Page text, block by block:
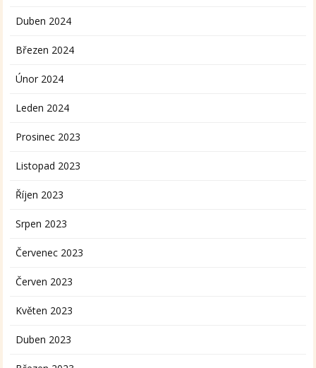
Duben 2024
Březen 2024
Únor 2024
Leden 2024
Prosinec 2023
Listopad 2023
Říjen 2023
Srpen 2023
Červenec 2023
Červen 2023
Květen 2023
Duben 2023